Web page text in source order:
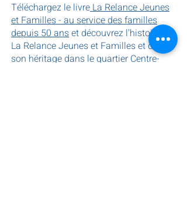
Téléchargez le livreLa Relance Jeunes
et Familles - au service des familles
depuis 50 anset découvrez l'histoire de
La Relance Jeunes et Familles et de
son héritage dans le quartier Centre-